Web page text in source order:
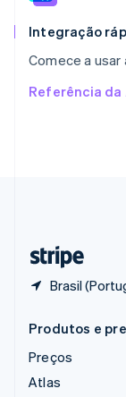
Integração
Comece a usar
Referência da
Brasil
Reino Unido
English
English
English
Produtos e
Preços
Atlas